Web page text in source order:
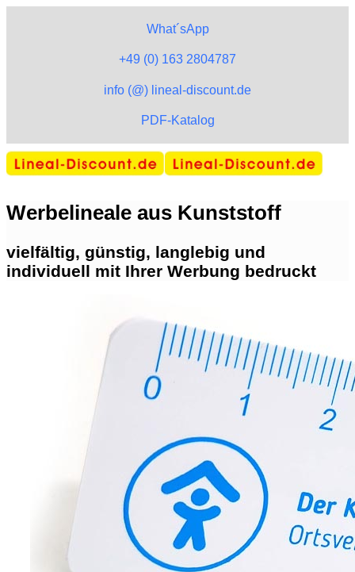
What´sApp
+49 (0) 163 2804787
info (@) lineal-discount.de
PDF-Katalog
Werbelineale aus Kunststoff
vielfältig, günstig, langlebig und
individuell mit Ihrer Werbung bedruckt